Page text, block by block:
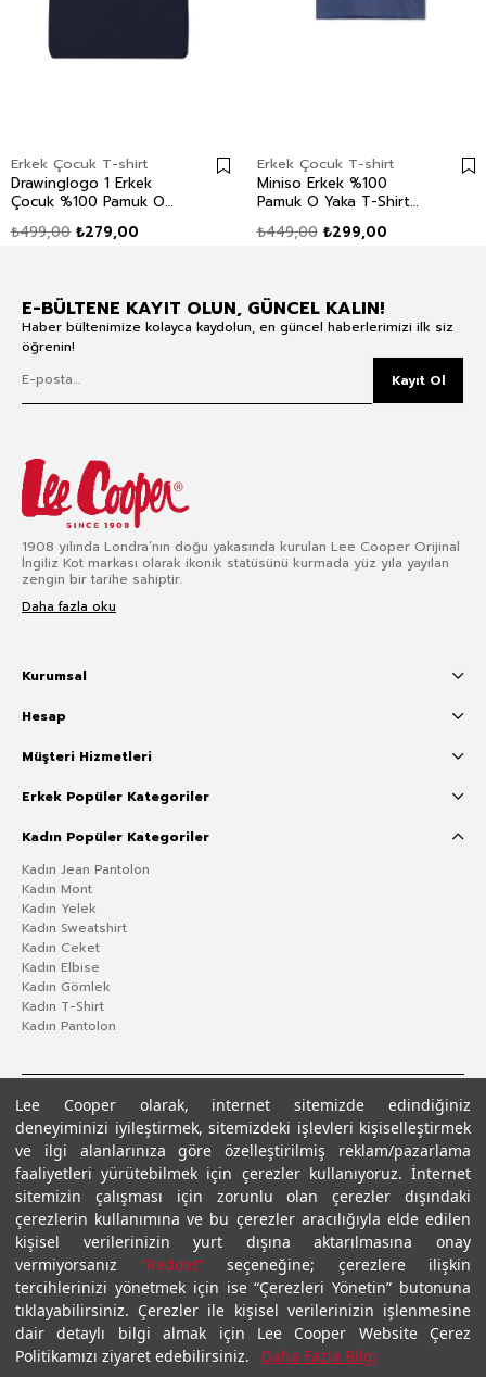
Lee Cooper olarak, internet sitemizde edindiğiniz
deneyiminizi iyileştirmek, sitemizdeki işlevleri kişiselleştirmek
ve ilgi alanlarınıza göre özelleştirilmiş reklam/pazarlama
faaliyetleri yürütebilmek için çerezler kullanıyoruz. İnternet
sitemizin çalışması için zorunlu olan çerezler dışındaki
çerezlerin kullanımına ve bu çerezler aracılığıyla elde edilen
kişisel verilerinizin yurt dışına aktarılmasına onay
vermiyorsanız “Reddet”seçeneğine; çerezlere ilişkin
tercihlerinizi yönetmek için ise “Çerezleri Yönetin” butonuna
tıklayabilirsiniz. Çerezler ile kişisel verilerinizin işlenmesine
dair detaylı bilgi almak için Lee Cooper Website Çerez
Politikamızı ziyaret edebilirsiniz.
Daha Fazla Bilgi
Erkek Çocuk T-shirt
Drawinglogo 1 Erkek
Çocuk %100 Pamuk O
₺279,00
₺499,00
Erkek Çocuk T-shirt
Miniso Erkek %100
Pamuk O Yaka T-Shirt
₺299,00
₺449,00
E-BÜLTENE KAYIT OLUN, GÜNCEL KALIN!
Haber bültenimize kolayca kaydolun, en güncel haberlerimizi ilk siz
öğrenin!
Kayıt Ol
1908 yılında Londra’nın doğu yakasında kurulan Lee Cooper Orijinal
İngiliz Kot markası olarak ikonik statüsünü kurmada yüz yıla yayılan
zengin bir tarihe sahiptir.
Daha fazla oku
Kurumsal
Hesap
Müşteri Hizmetleri
Erkek Popüler Kategoriler
Kadın Popüler Kategoriler
Kadın Jean Pantolon
Kadın Mont
Kadın Yelek
Kadın Sweatshirt
Kadın Ceket
Kadın Elbise
Kadın Gömlek
Kadın T-Shirt
Kadın Pantolon
Gizlilik PolitikasıÇerez Politikası KVKK Aydınlatma MetniŞartlar ve Koşullar
© 2026 Leecooper - Tüm Hakları Saklıdır.